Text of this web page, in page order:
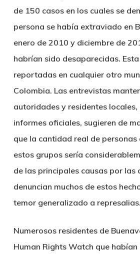
de 150 casos en los cuales se
persona se había extraviado en
enero de 2010 y diciembre de
habrían sido desaparecidas.
reportadas en cualquier otro
Colombia. Las entrevistas
autoridades y residentes locales,
informes oficiales, sugieren de
que la cantidad real de
estos grupos sería
de las principales causas por las
denuncian muchos de estos
temor generalizado a represalias.
Numerosos residentes de
Human Rights Watch que habían